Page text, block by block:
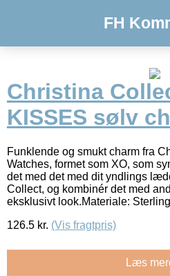
FH
Christina
KISSES sølv
Funklende og smukt charm fra
Watches, formet som XO, som
det med det med dit yndlings
Collect, og kombinér det med
eksklusivt look.Materiale: Sterling
126.5 kr. (Vis fragtpris)
Læs